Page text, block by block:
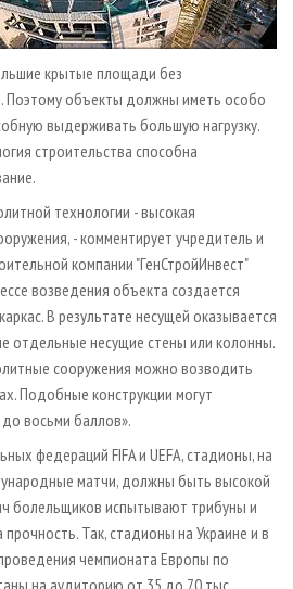
крытые площади без
Поэтому объекты должны иметь особо
выдерживать большую нагрузку.
строительства способна
технологии - высокая
- комментирует учредитель и
компании "ГенСтройИнвест"
возведения объекта создается
В результате несущей оказывается
отдельные несущие стены или колонны.
сооружения можно возводить
Подобные конструкции могут
восьми баллов».
федераций FIFA и UEFA, стадионы, на
матчи, должны быть высокой
болельщиков испытывают трибуны и
прочность. Так, стадионы на Украине и в
чемпионата Европы по